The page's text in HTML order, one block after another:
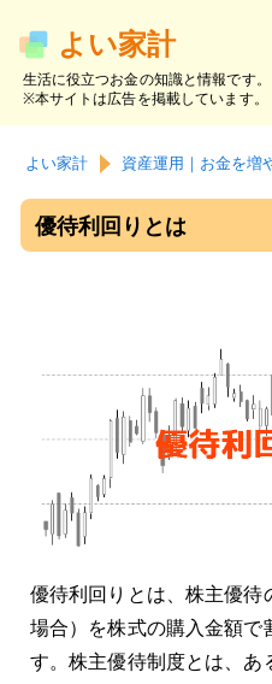
よい家計
生活に役立つお金の知識と情報です。
※本サイトは広告を掲載しています。
サイト内検索
お金の知識 貯金と
働く・副業 資産
よい家計 資産運用｜お金を増
優待利回りとは
優待利回りとは、株主優待
場合）を株式の購入金額で
す。株主優待制度とは、あ